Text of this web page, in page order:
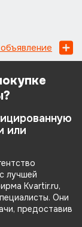
или
лучшей
Kvartir.ru,
Они
предоставив